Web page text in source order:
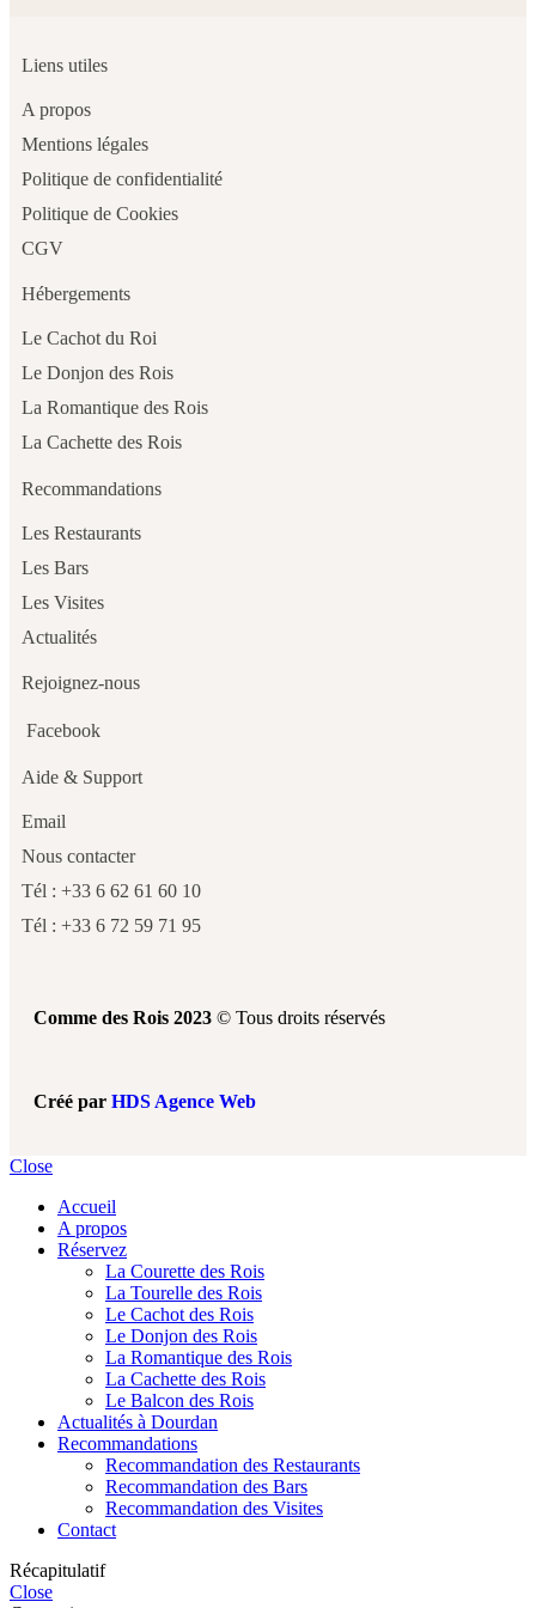
Liens utiles
A propos
Mentions légales
Politique de confidentialité
Politique de Cookies
CGV
Hébergements
Le Cachot du Roi
Le Donjon des Rois
La Romantique des Rois
La Cachette des Rois
Recommandations
Les Restaurants
Les Bars
Les Visites
Actualités
Rejoignez-nous
Facebook
Aide & Support
Email
Nous contacter
Tél : +33 6 62 61 60 10
Tél : +33 6 72 59 71 95
Comme des Rois 2023 © Tous droits réservés
Créé par HDS Agence Web
Close
Accueil
A propos
Réservez
La Courette des Rois
La Tourelle des Rois
Le Cachot des Rois
Le Donjon des Rois
La Romantique des Rois
La Cachette des Rois
Le Balcon des Rois
Actualités à Dourdan
Recommandations
Recommandation des Restaurants
Recommandation des Bars
Recommandation des Visites
Contact
Récapitulatif
Close